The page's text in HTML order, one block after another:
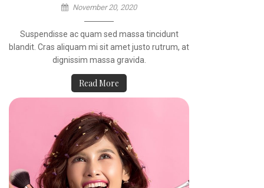
November 20, 2020
Suspendisse ac quam sed massa tincidunt
blandit. Cras aliquam mi sit amet justo rutrum, at
dignissim massa gravida.
Read More